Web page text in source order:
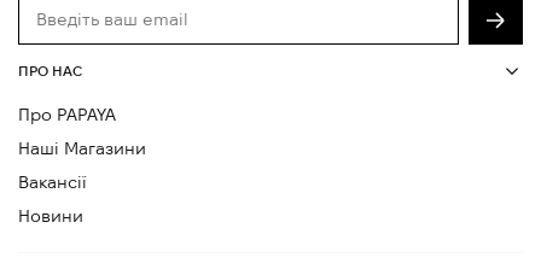
ПРО НАС
Про PAPAYA
Наші Магазини
Вакансії
Новини